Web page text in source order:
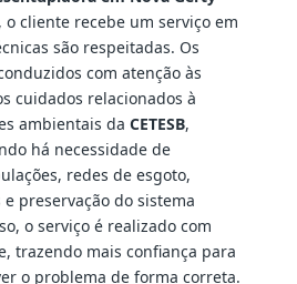
o cliente recebe um serviço em
são respeitadas. Os
com atenção às
cuidados relacionados à
ambientais da CETESB,
há necessidade de
redes de esgoto,
preservação do sistema
o serviço é realizado com
trazendo mais confiança para
o problema de forma correta.